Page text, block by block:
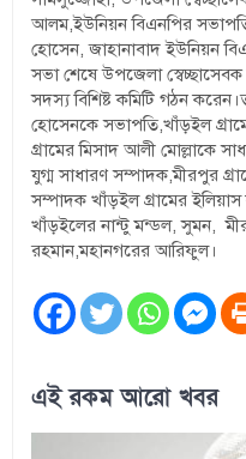
আলম,ইউনিয়ন বিএনপির
হোসেন, জাহানাবাদ ইউনিয়ন
সভা শেষে উপজেলা
সদস্য বিশিষ্ট কমিটি গঠন
হোসেনকে সভাপতি,খাঁড়ইল
গ্রামের মিসাদ আলী মোল্লাকে
যুগ্ম সাধারণ সম্পাদক,মীরপুর
সম্পাদক খাঁড়ইল গ্রামের
খাঁড়ইলের নান্টু মন্ডল, সুমন,
রহমান,মহানগরের আরিফুল।
এই রকম আরো খবর